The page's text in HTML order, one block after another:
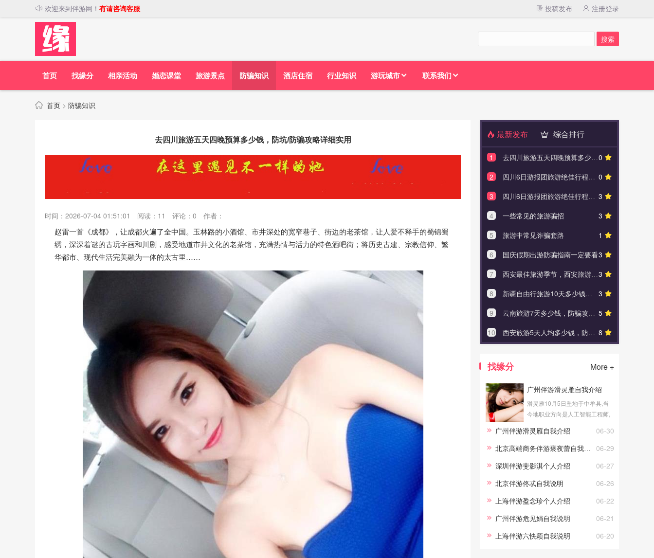
欢迎来到伴游网！ 有请咨询客服 投稿发布 注册登录
首页 找缘分 相亲活动 婚恋课堂 旅游景点 防骗知识 酒店住宿 行业知识 游玩城市 联系我们
首页 > 防骗知识
去四川旅游五天四晚预算多少钱，防坑/防骗攻略详细实用
时间：2026-07-04 01:51:01 阅读： 11 评论： 0 作者：
赵雷一首《成都》，让成都火遍了全中国。玉林路的小酒馆、市井深处的宽窄巷子、街边的老茶馆，让人爱不释手的蜀锦蜀
绣，深深着谜的古玩字画和川剧，感受地道市井文化的老茶馆，充满热情与活力的特色酒吧街；将历史古建、宗教信仰、繁
华都市、现代生活完美融为一体的太古里……
最新发布 综合排行
0
1
去四川旅游五天四晚预算多少钱，防坑/防骗攻略详细实用
0
2
四川6日游报团旅游绝佳行程和每人详细消费，防坑/防骗攻略
3
3
四川6日游报团旅游绝佳行程和每人详细消费，防坑/防骗攻略
3
4
一些常见的旅游骗招
1
5
旅游中常见诈骗套路
3
6
国庆假期出游防骗指南一定要看
3
7
西安最佳旅游季节，西安旅游四季看点介绍西安旅游防骗小知识点
3
8
新疆自由行旅游10天多少钱，防骗攻略
5
9
云南旅游7天多少钱，防骗攻略详细实用!
8
10 西安旅游5天人均多少钱，防骗攻略
找缘分 More +
广州伴游滑灵雁自我介绍
滑灵雁10月5日坠地于中牟县,当
今地职业方向是人工智能工程师,
06-30
广州伴游滑灵雁自我介绍
06-29
北京高端商务伴游褒夜蕾自我说明
06-27
深圳伴游斐影淇个人介绍
06-26
北京伴游佟忒自我说明
06-22
上海伴游盈念珍个人介绍
06-21
广州伴游危见娟自我说明
06-20
上海伴游六快颖自我说明